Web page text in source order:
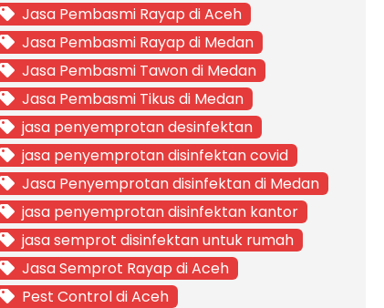
Jasa Pembasmi Rayap di Aceh
Jasa Pembasmi Rayap di Medan
Jasa Pembasmi Tawon di Medan
Jasa Pembasmi Tikus di Medan
jasa penyemprotan desinfektan
jasa penyemprotan disinfektan covid
Jasa Penyemprotan disinfektan di Medan
jasa penyemprotan disinfektan kantor
jasa semprot disinfektan untuk rumah
Jasa Semprot Rayap di Aceh
Pest Control di Aceh